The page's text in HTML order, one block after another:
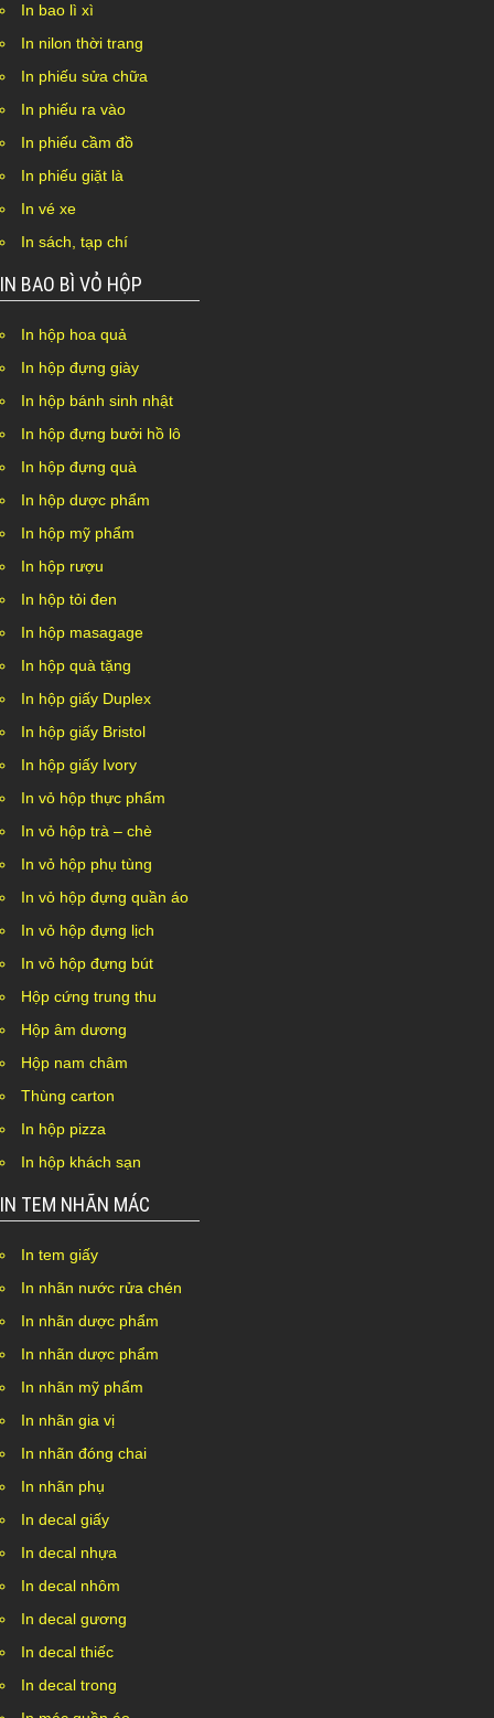
In bao lì xì
In nilon thời trang
In phiếu sửa chữa
In phiếu ra vào
In phiếu cầm đồ
In phiếu giặt là
In vé xe
In sách, tạp chí
IN BAO BÌ VỎ HỘP
In hộp hoa quả
In hộp đựng giày
In hộp bánh sinh nhật
In hộp đựng bưởi hồ lô
In hộp đựng quà
In hộp dược phẩm
In hộp mỹ phẩm
In hộp rượu
In hộp tỏi đen
In hộp masagage
In hộp quà tặng
In hộp giấy Duplex
In hộp giấy Bristol
In hộp giấy Ivory
In vỏ hộp thực phẩm
In vỏ hộp trà – chè
In vỏ hộp phụ tùng
In vỏ hộp đựng quần áo
In vỏ hộp đựng lịch
In vỏ hộp đựng bút
Hộp cứng trung thu
Hộp âm dương
Hộp nam châm
Thùng carton
In hộp pizza
In hộp khách sạn
IN TEM NHÃN MÁC
In tem giấy
In nhãn nước rửa chén
In nhãn dược phẩm
In nhãn dược phẩm
In nhãn mỹ phẩm
In nhãn gia vị
In nhãn đóng chai
In nhãn phụ
In decal giấy
In decal nhựa
In decal nhôm
In decal gương
In decal thiếc
In decal trong